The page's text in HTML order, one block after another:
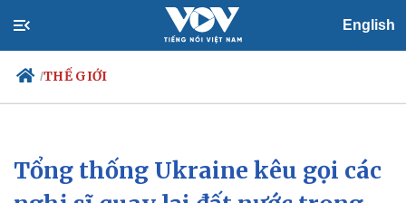
English
/THẾ GIỚI
Chính trị
Đảng
Xã hội
Tin 24h
Tổng thống Ukraine kêu gọi các